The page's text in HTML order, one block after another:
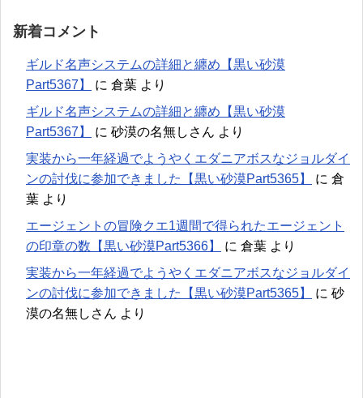
新着コメント
ギルド名声システムの詳細と纏め【黒い砂漠
Part5367】
に 倉葉 より
ギルド名声システムの詳細と纏め【黒い砂漠
Part5367】
に 砂漠の名無しさん より
実装から一年経過でようやくエダニアボスなジョルダイ
ンの討伐に参加できました【黒い砂漠Part5365】
に 倉
葉 より
エージェントの冒険クエ1週間で得られたエージェント
の印章の数【黒い砂漠Part5366】
に 倉葉 より
実装から一年経過でようやくエダニアボスなジョルダイ
ンの討伐に参加できました【黒い砂漠Part5365】
に 砂
漠の名無しさん より